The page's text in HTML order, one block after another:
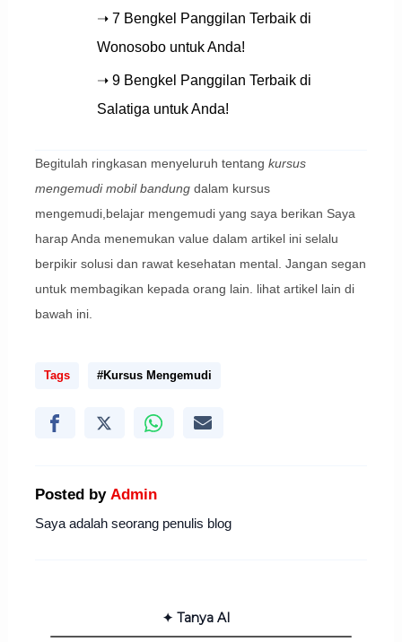
➝ 7 Bengkel Panggilan Terbaik di
Wonosobo untuk Anda!
➝ 9 Bengkel Panggilan Terbaik di
Salatiga untuk Anda!
Begitulah ringkasan menyeluruh tentang kursus
mengemudi mobil bandungdalam kursus
mengemudi,belajar mengemudi yang saya berikan Saya
harap Anda menemukan value dalam artikel ini selalu
berpikir solusi dan rawat kesehatan mental. Jangan segan
untuk membagikan kepada orang lain. lihat artikel lain di
bawah ini.
Tags #Kursus Mengemudi
Posted by Admin
Saya adalah seorang penulis blog
✦ Tanya AI